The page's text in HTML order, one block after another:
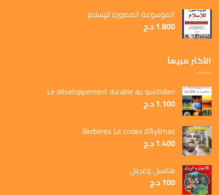
الموسوعة المصورة للإسلام
1.800د.ج
الأكثر مبيعاً
Le développement durable au quotidien
1.100د.ج
Berbères Le codex d’Aylimas
1.400د.ج
هانسل وغريتل
100د.ج